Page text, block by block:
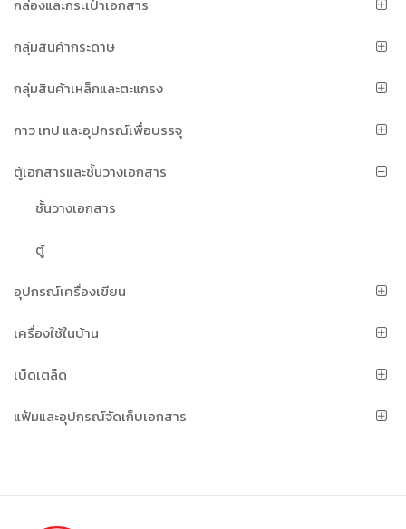
กล่องและกระเป๋าเอกสาร
กลุ่มสินค้ากระดาษ
กลุ่มสินค้าเหล็กและตะแกรง
กาว เทป และอุปกรณ์เพื่อบรรจุ
ตู้เอกสารและชั้นวางเอกสาร
ชั้นวางเอกสาร
ตู้
อุปกรณ์เครื่องเขียน
เครื่องใช้ในบ้าน
เบ็ดเตล็ด
แฟ้มและอุปกรณ์จัดเก็บเอกสาร